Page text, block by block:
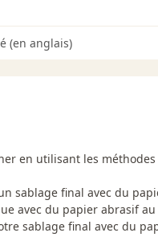
(en anglais)
en utilisant les
sablage final avec du
avec du papier abrasif
sablage final avec du